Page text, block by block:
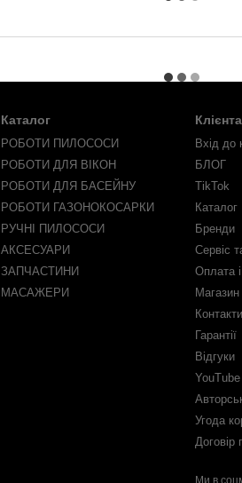
Каталог
РОБОТИ ПИЛОСОСИ
РОБОТИ ДЛЯ ВІКОН
РОБОТИ ДЛЯ БАСЕЙНУ
РОБОТИ ГАЗОНОКОСАРКИ
РУЧНІ ПИЛОСОСИ
АКСЕСУАРИ
ЗАПЧАСТИНИ
МАСАЖЕРИ
Вхід до
БЛОГ
TikTok
Каталог
Бренди
Сервіс
Оплата
Контакти
Гарантії
Відгуки
YouTube
Угода
Договір
Ми в